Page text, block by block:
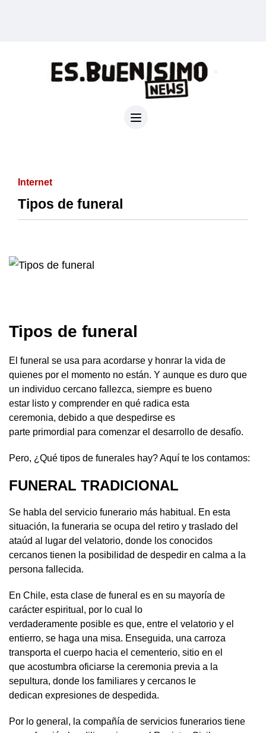
Internet
Tipos de funeral
Tipos de funeral
El funeral se usa para acordarse y honrar la vida de
quienes por el momento no están. Y aunque es duro que
un individuo cercano fallezca, siempre es bueno
estar listo y comprender en qué radica esta
ceremonia, debido a que despedirse es
parte primordial para comenzar el desarrollo de desafío.
Pero, ¿Qué tipos de funerales hay? Aquí te los contamos:
FUNERAL TRADICIONAL
Se habla del servicio funerario más habitual. En esta
situación, la funeraria se ocupa del retiro y traslado del
ataúd al lugar del velatorio, donde los conocidos
cercanos tienen la posibilidad de despedir en calma a la
persona fallecida.
En Chile, esta clase de funeral es en su mayoría de
carácter espiritual, por lo cual lo
verdaderamente posible es que, entre el velatorio y el
entierro, se haga una misa. Enseguida, una carroza
transporta el cuerpo hacia el cementerio, sitio en el
que acostumbra oficiarse la ceremonia previa a la
sepultura, donde los familiares y cercanos le
dedican expresiones de despedida.
Por lo general, la compañía de servicios funerarios tiene